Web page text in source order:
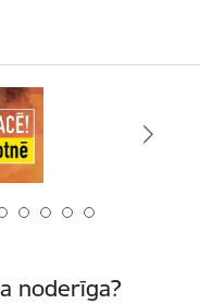
noderīga?